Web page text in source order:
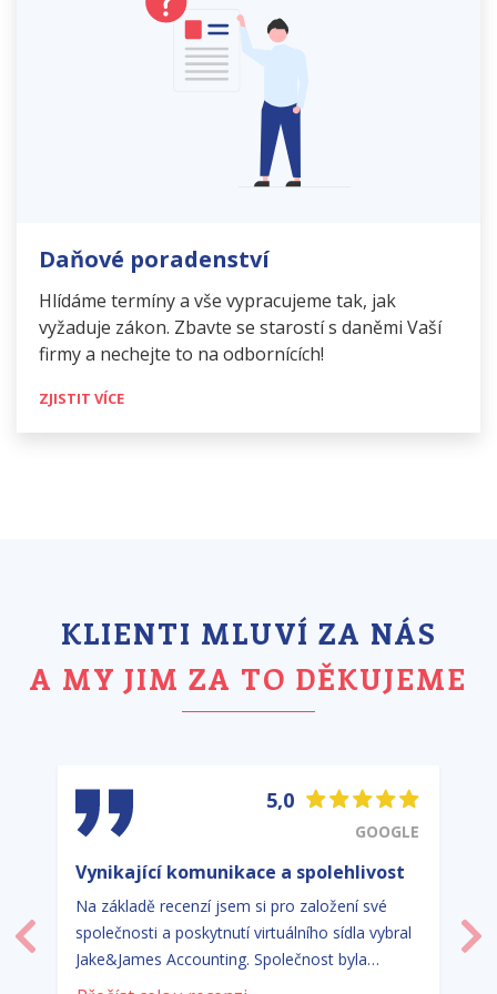
Daňové poradenství
Hlídáme termíny a vše vypracujeme tak, jak
vyžaduje zákon. Zbavte se starostí s daněmi Vaší
firmy a nechejte to na odbornících!
ZJISTIT VÍCE
KLIENTI MLUVÍ ZA NÁS
A MY JIM ZA TO DĚKUJEME
5,0
GOOGLE
Vynikající komunikace a spolehlivost
Na základě recenzí jsem si pro založení své
společnosti a poskytnutí virtuálního sídla vybral
Jake&James Accounting. Společnost byla
založena ve sjednaném termínu. Jejich
Předchozí